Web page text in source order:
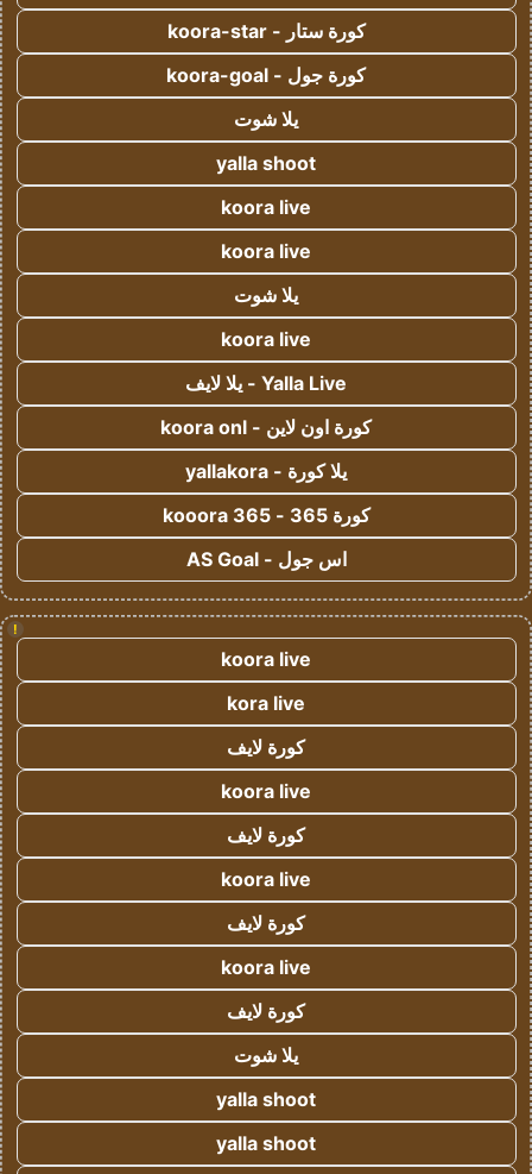
كورة ستار - koora-star
كورة جول - koora-goal
يلا شوت
yalla shoot
koora live
koora live
يلا شوت
koora live
Yalla Live - يلا لايف
كورة اون لاين - koora onl
يلا كورة - yallakora
كورة 365 - kooora 365
اس جول - AS Goal
!
koora live
kora live
كورة لايف
koora live
كورة لايف
koora live
كورة لايف
koora live
كورة لايف
يلا شوت
yalla shoot
yalla shoot